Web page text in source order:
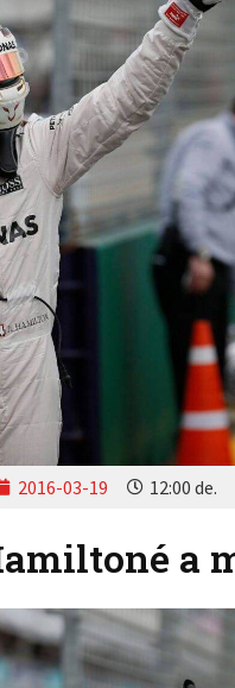
2016-03-19 12:00 de.
a